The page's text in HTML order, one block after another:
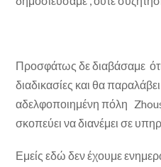
Προσφάτως δε διαβάσαμε
διαδικασίες και θα
αδελφοποιημένη πόλη
σκοπεύει να διανέμει σε
Εμείς εδώ δεν έχουμε